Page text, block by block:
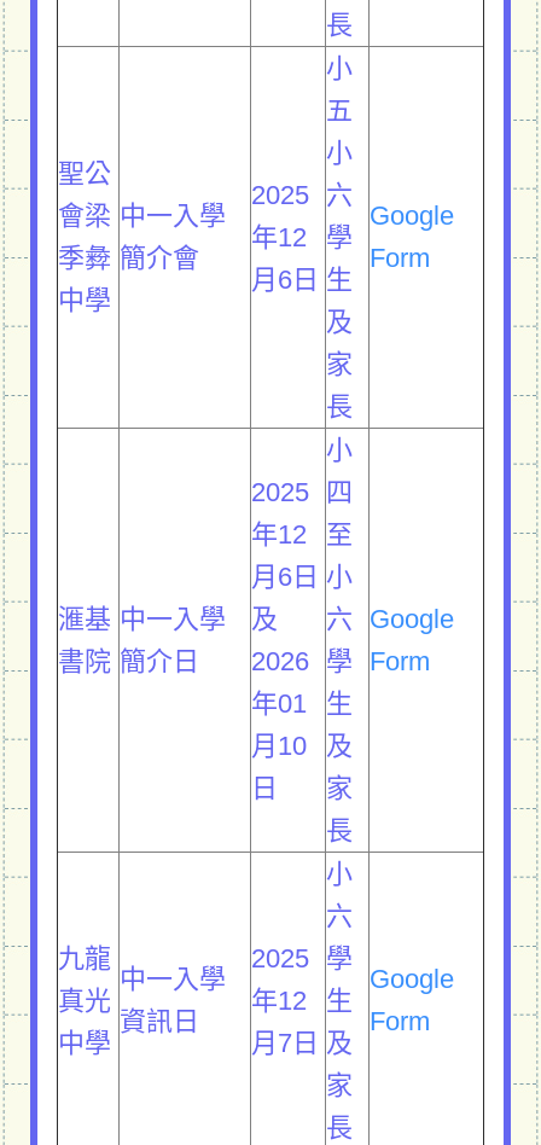
長
聖公
會梁
季彜
中學
中一入學
簡介會
2025
年12
月6日
小
五
小
六
學
生
及
家
長
Google
Form
滙基
書院
中一入學
簡介日
2025
年12
月6日
及
2026
年01
月10
日
小
四
至
小
六
學
生
及
家
長
Google
Form
九龍
真光
中學
中一入學
資訊日
2025
年12
月7日
小
六
學
生
及
家
長
Google
Form